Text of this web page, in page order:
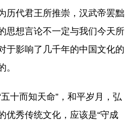
历代君王所推崇，汉武帝罢黜
思想言论不一定与我们今天所
于影响了几千年的中国文化的
。
十而知天命”，和平岁月，弘
优秀传统文化，应该是“守成